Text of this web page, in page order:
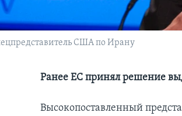
США по Ирану
Ранее ЕС принял решение
Высокопоставленный